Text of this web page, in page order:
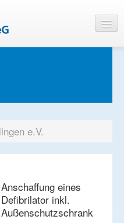
e.V.
Anschaffung eines
Defibrilator inkl.
Außenschutzschrank